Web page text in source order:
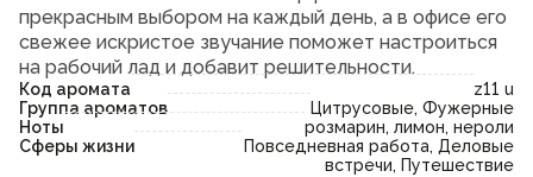
прекрасным выбором на каждый день, а в офисе его
свежее искристое звучание поможет настроиться
на рабочий лад и добавит решительности.
Код аромата
z11 u
Группа ароматов
Цитрусовые, Фужерные
Ноты
розмарин, лимон, нероли
Сферы жизни
Повседневная работа, Деловые
встречи, Путешествие